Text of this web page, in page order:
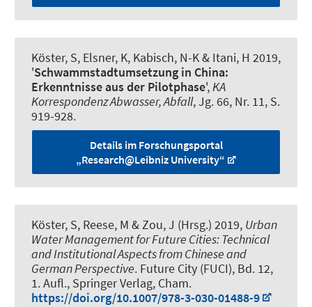
Köster, S, Elsner, K, Kabisch, N-K& Itani, H 2019,
'Schwammstadtumsetzung in China:
Erkenntnisse aus der Pilotphase',KA
Korrespondenz Abwasser, Abfall, Jg. 66, Nr. 11, S.
919-928.
Details im Forschungsportal
„Research@Leibniz University“
Köster, S, Reese, M & Zou, J (Hrsg.) 2019, Urban
Water Management for Future Cities: Technical
and Institutional Aspects from Chinese and
German Perspective. Future City (FUCI), Bd. 12,
1. Aufl., Springer Verlag, Cham.
https://doi.org/10.1007/978-3-030-01488-9